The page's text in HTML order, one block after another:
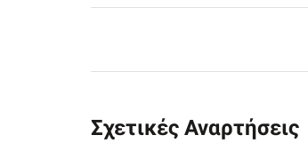
Σχετικές Αναρτήσεις